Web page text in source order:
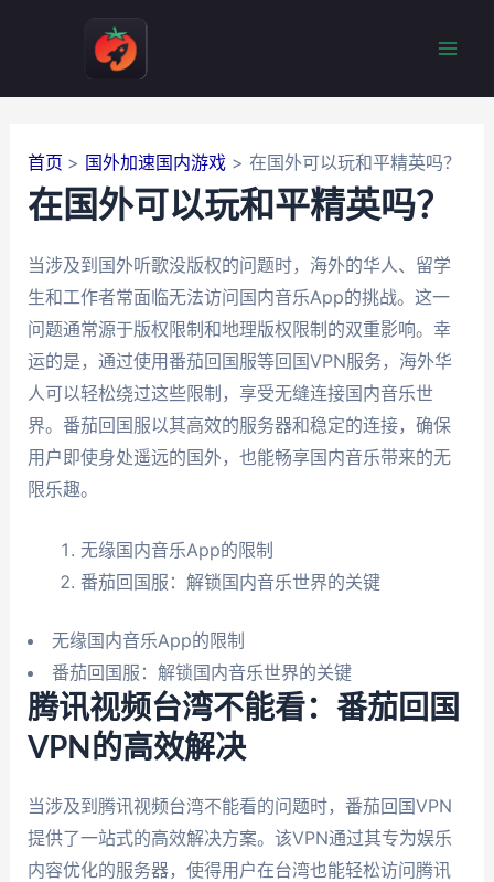
首页 国外加速国内游戏 在国外可以玩和平精英吗？
在国外可以玩和平精英吗？
当涉及到国外听歌没版权的问题时，海外的华人、留学
生和工作者常面临无法访问国内音乐App的挑战。这一
问题通常源于版权限制和地理版权限制的双重影响。幸
运的是，通过使用番茄回国服等回国VPN服务，海外华
人可以轻松绕过这些限制，享受无缝连接国内音乐世
界。番茄回国服以其高效的服务器和稳定的连接，确保
用户即使身处遥远的国外，也能畅享国内音乐带来的无
限乐趣。
无缘国内音乐App的限制
番茄回国服：解锁国内音乐世界的关键
无缘国内音乐App的限制
番茄回国服：解锁国内音乐世界的关键
腾讯视频台湾不能看：番茄回国
VPN的高效解决
当涉及到腾讯视频台湾不能看的问题时，番茄回国VPN
提供了一站式的高效解决方案。该VPN通过其专为娱乐
内容优化的服务器，使得用户在台湾也能轻松访问腾讯